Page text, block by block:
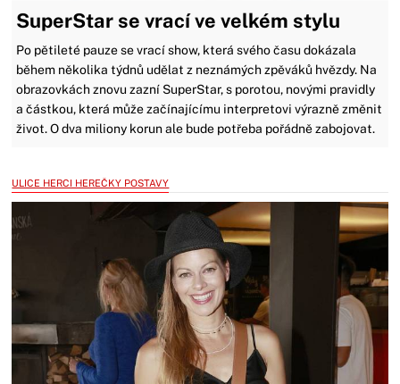
SuperStar se vrací ve velkém stylu
Po pětileté pauze se vrací show, která svého času dokázala
během několika týdnů udělat z neznámých zpěváků hvězdy. Na
obrazovkách znovu zazní SuperStar, s porotou, novými pravidly
a částkou, která může začínajícímu interpretovi výrazně změnit
život. O dva miliony korun ale bude potřeba pořádně zabojovat.
ULICE HERCI HEREČKY POSTAVY